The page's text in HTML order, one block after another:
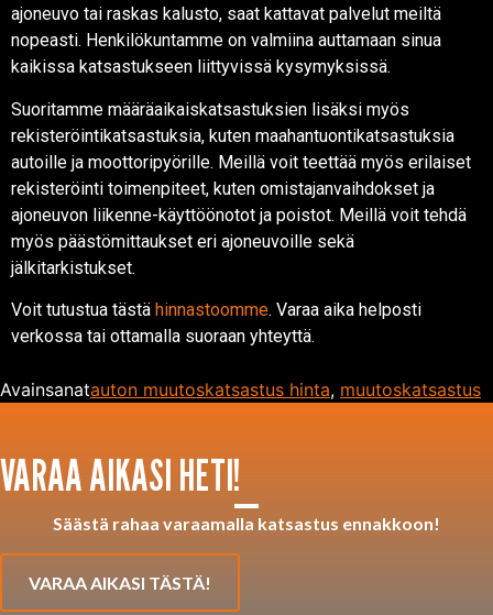
ajoneuvo tai raskas kalusto, saat kattavat palvelut meiltä
nopeasti. Henkilökuntamme on valmiina auttamaan sinua
kaikissa katsastukseen liittyvissä kysymyksissä.
Suoritamme määräaikaiskatsastuksien lisäksi myös
rekisteröintikatsastuksia, kuten maahantuontikatsastuksia
autoille ja moottoripyörille. Meillä voit teettää myös erilaiset
rekisteröinti toimenpiteet, kuten omistajanvaihdokset ja
ajoneuvon liikenne-käyttöönotot ja poistot. Meillä voit tehdä
myös päästömittaukset eri ajoneuvoille sekä
jälkitarkistukset.
Voit tutustua tästä hinnastoomme. Varaa aika helposti
verkossa tai ottamalla suoraan yhteyttä.
Avainsanatauton muutoskatsastus hinta, muutoskatsastus
VARAA AIKASI HETI!
Säästä rahaa varaamalla katsastus ennakkoon!
VARAA AIKASI TÄSTÄ!